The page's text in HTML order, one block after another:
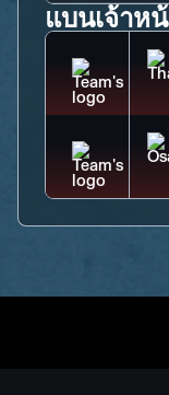
แบนเจ้าห